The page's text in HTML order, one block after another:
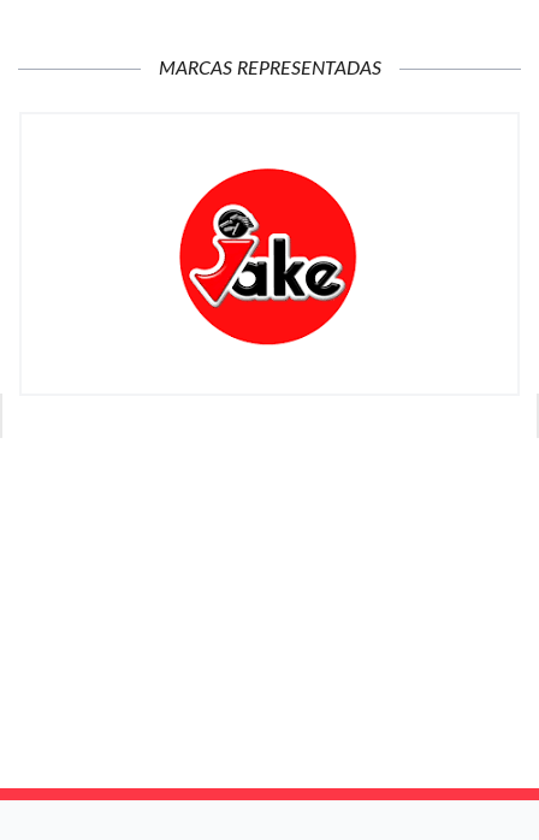
MARCAS REPRESENTADAS